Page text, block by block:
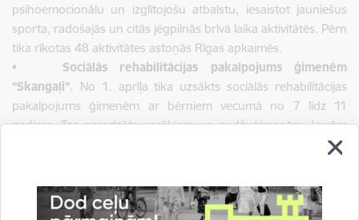
psihoemocionālu un izglītojošu atbalstu, iesaistot jauniešus
sporta, radošajās un citās jēgpilnās brīvā laika aktivitātēs. Pērn
tika rīkotas 48 aktivitātes astoņās Rīgas apkaimēs.
• Sociālās rehabilitācijas pakalpojums ģimenēm
“Skangaļi”. No 1. aprīļa tika uzsākts sociālās rehabilitācijas
pakalpojums ģimenēm ar bērniem vecumā no 7 līdz 11
gadiem. Tas paredzēts vecākiem un audžuģimenēm, kurām
nepieciešams stiprināt bērnu aprūpes, audzināšanas un
Sociālā darba pakalpojums ģimenēm, kurās ir bērni ar